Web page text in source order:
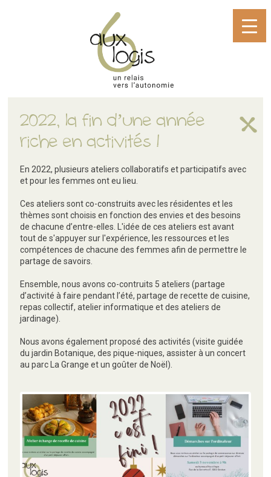
2022, la fin d’une année
riche en activités !
En 2022, plusieurs ateliers collaboratifs et participatifs avec
et pour les femmes ont eu lieu.
Ces ateliers sont co-construits avec les résidentes et les
thèmes sont choisis en fonction des envies et des besoins
de chacune d’entre-elles. L'idée de ces ateliers est avant
tout de s'appuyer sur l'expérience, les ressources et les
compétences de chacune des femmes afin de permettre le
partage de savoirs.
Ensemble, nous avons co-contruits 5 ateliers (partage
d’activité à faire pendant l’été, partage de recette de cuisine,
repas collectif, atelier informatique et des ateliers de
jardinage).
Nous avons également proposé des activités (visite guidée
du jardin Botanique, des pique-niques, assister à un concert
au parc La Grange et un goûter de Noël).